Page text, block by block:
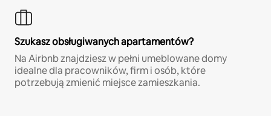
Szukasz obsługiwanych apartamentów?
Na Airbnb znajdziesz w pełni umeblowane domy
idealne dla pracowników, firm i osób, które
potrzebują zmienić miejsce zamieszkania.